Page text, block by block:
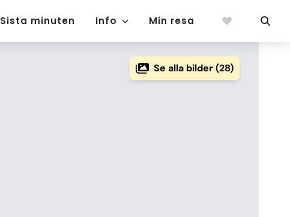
Sista minuten Info Min resa
Se alla bilder (28)